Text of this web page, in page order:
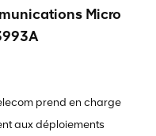
Micro
prend en charge
aux déploiements